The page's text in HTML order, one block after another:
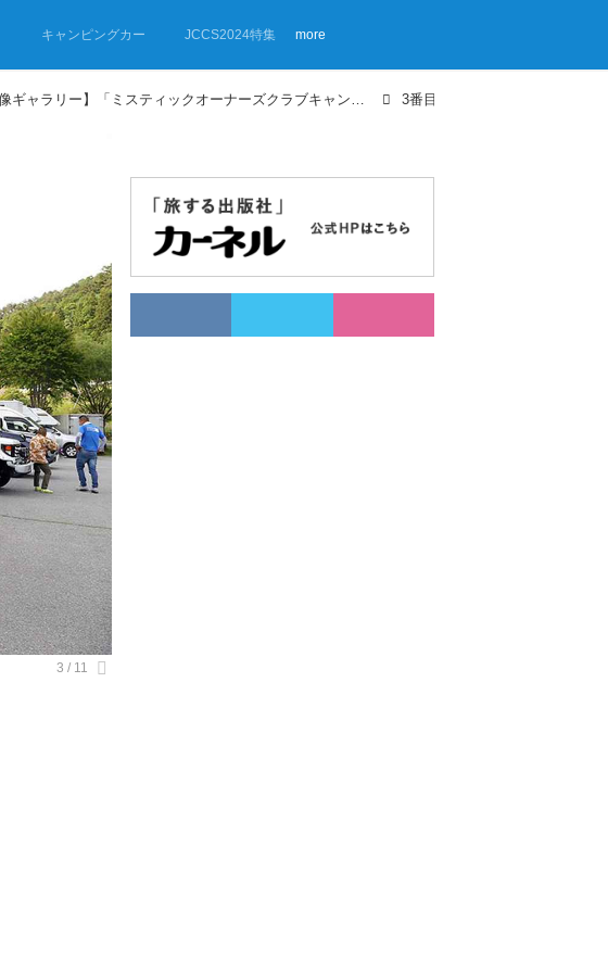
キャンピングカー JCCS2024特集 more
【画像ギャラリー】「ミスティックオーナーズクラブキャンプ大会2023」イベントレポート 3番目の画像